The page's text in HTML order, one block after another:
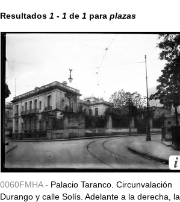
Resultados 1 - 1 de 1 para plazas
0060FMHA - Palacio Taranco. Circunvalación
Durango y calle Solís. Adelante a la derecha, la